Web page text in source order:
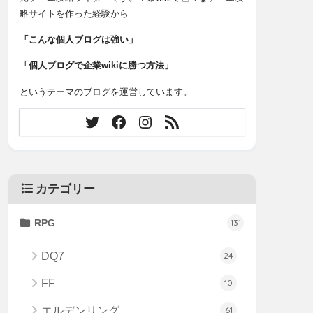
略サイトを作った経験から
「こんな個人ブログは強い」
「個人ブログで企業wikiに勝つ方法」
というテーマのブログを運営しています。
カテゴリー
RPG 131
DQ7 24
FF 10
エルデンリング 61